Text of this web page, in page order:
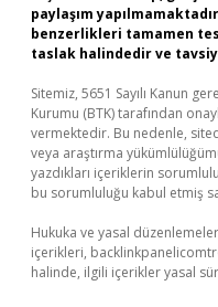
paylaşım
benzerlikleri tamamen
taslak halindedir ve
Sitemiz, 5651 Sayılı Kanun
Kurumu (BTK) tarafından
vermektedir. Bu nedenle,
veya araştırma
yazdıkları içeriklerin
bu sorumluluğu kabul etmiş
Hukuka ve yasal
içerikleri,
halinde, ilgili içerikler yasal